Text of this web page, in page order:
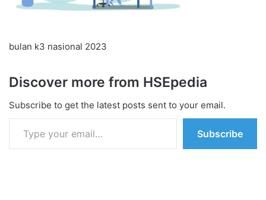
bulan k3 nasional 2023
Discover more from HSEpedia
Subscribe to get the latest posts sent to your email.
Type your email…
Subscribe